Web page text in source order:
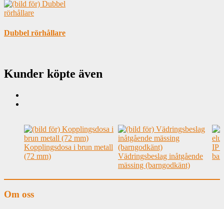
Dubbel rörhållare
Kunder köpte även
Kopplingsdosa i brun metall
(72 mm)
Vädringsbeslag inåtgående
mässing (barngodkänt)
IP
Om oss